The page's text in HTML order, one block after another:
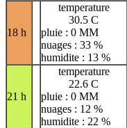
18 h
temperature
30.5 C
pluie : 0 MM
nuages : 33 %
humidite : 13 %
21 h
temperature
22.6 C
pluie : 0 MM
nuages : 12 %
humidite : 22 %